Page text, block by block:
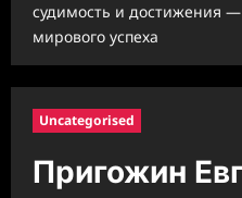
судимость и достижения —
мирового успеха
Uncategorised
Пригожин